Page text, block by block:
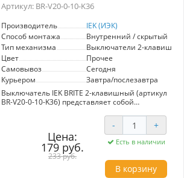
оформлению пространства. Изготовлена
надежным производителем IEK, что
подтверждает качество и надежность.
Артикул: BR-V20-0-10-K36
Производитель
IEK (ИЭК)
Способ монтажа
Внутренний / скрытый
Тип механизма
Выключатели 2-
Цвет
Прочее
Самовывоз
Сегодня
Курьером
Завтра/послезавтра
Выключатель IEK BRITE 2-клавишный (артикул
BR-V20-0-10-K36) представляет собой
управления электроэнергией в жилых и
коммерческих помещениях. Изготавливаемый
из материалов премиум-класса, он
гарантирует долговечную эксплуатацию.
Серия "BRITE" отличается гармоничным
дизайном и современным оформлением в
цвете жемчуг, что позволяет ему seamlessly
Цена:
179 руб.
233 руб.
- +
Есть в наличии
В корзину